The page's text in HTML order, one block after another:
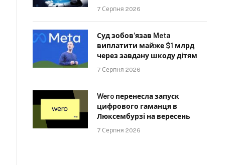
7 Серпня 2026
Суд зобов’язав Meta
виплатити майже $1 млрд
через завдану шкоду дітям
7 Серпня 2026
Wero перенесла запуск
цифрового гаманця в
Люксембурзі на вересень
7 Серпня 2026